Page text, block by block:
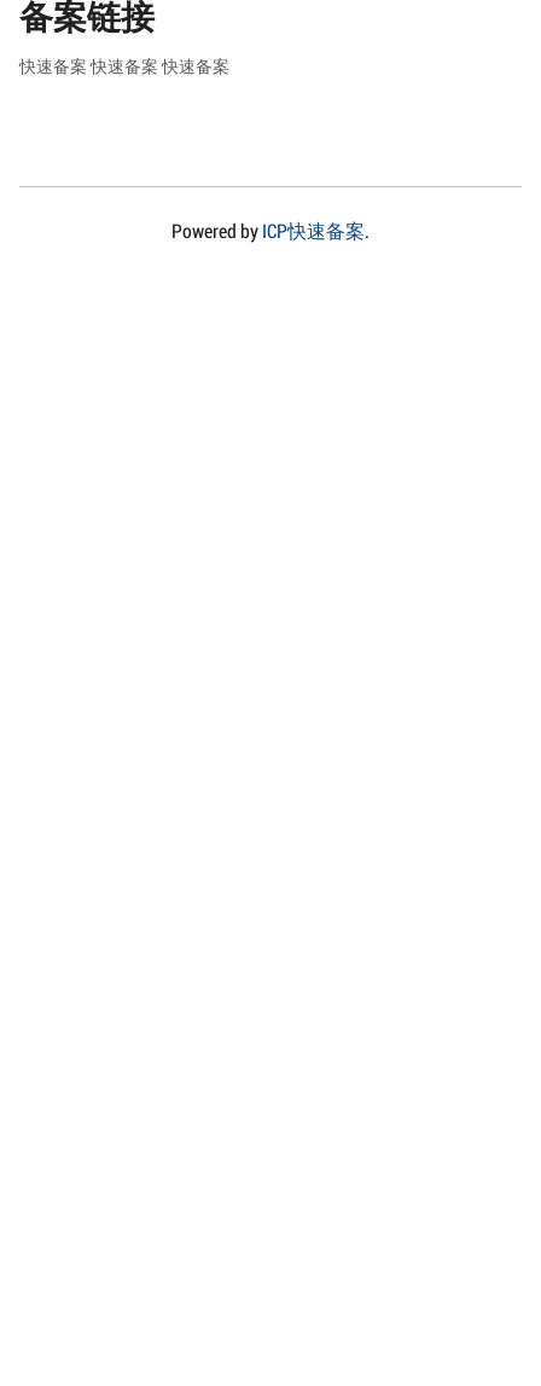
备案链接
快速备案 快速备案 快速备案
Powered byICP快速备案.